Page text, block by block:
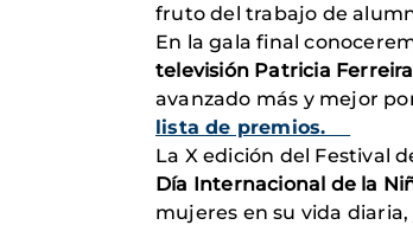
fruto del trabajo de
En la gala final
televisión Patricia
avanzado más y mejor
lista de premios.
La X edición del Festival
Día Internacional de la
mujeres en su vida diaria,